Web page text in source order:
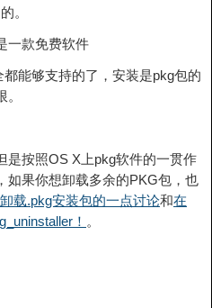
。
一款免费软件
能够支持的了，安装是pkg包的
是按照OS X上pkg软件的一贯作
如果你想卸载多余的PKG包，也
载.pkg安装包的一点讨论和在
！ 。